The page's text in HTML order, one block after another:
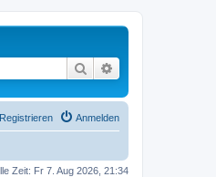
Suche
Anmelden
Registrieren
Zeit: Fr 7. Aug 2026, 21:34